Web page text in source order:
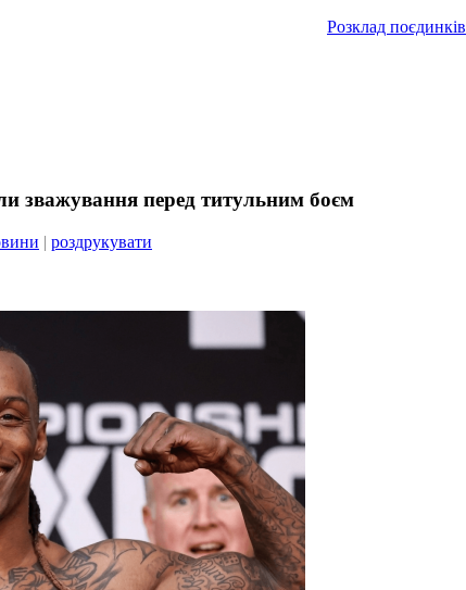
Розклад поєдинків
зважування перед титульним боєм
| роздрукувати